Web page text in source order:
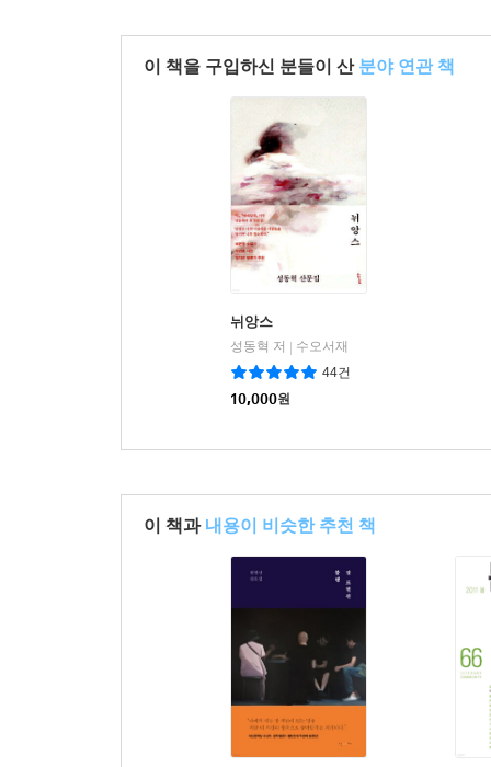
이 책을 구입하신 분들이 산 분야 연관 책
뉘앙스
성동혁 저 | 수오서재
44건
10,000원
이 책과 내용이 비슷한 추천 책